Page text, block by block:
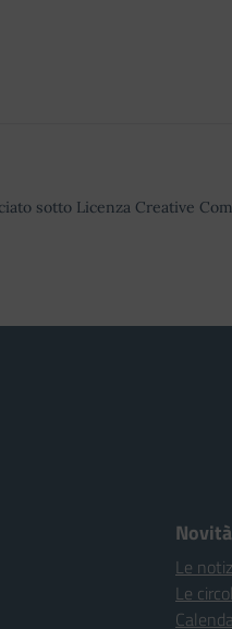
sotto Licenza Creative
Novità
Le
Le